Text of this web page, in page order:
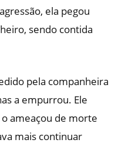
ela pegou
sendo contida
pela companheira
a empurrou. Ele
ameaçou de morte
mais continuar